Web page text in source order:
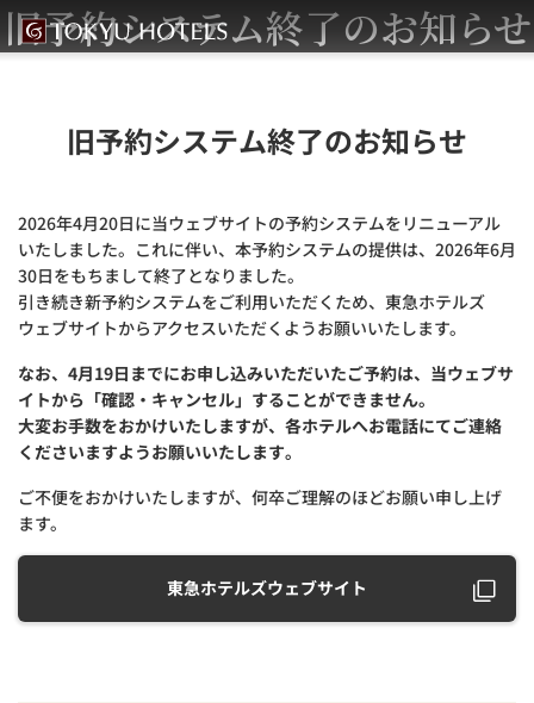
旧予約システム終了のお知らせ
旧予約システム終了のお知らせ
2026年4月20日に当ウェブサイトの予約システムをリニューアル
いたしました。これに伴い、本予約システムの提供は、2026年6月
30日をもちまして終了となりました。
引き続き新予約システムをご利用いただくため、東急ホテルズ
ウェブサイトからアクセスいただくようお願いいたします。
なお、4月19日までにお申し込みいただいたご予約は、当ウェブサ
イトから「確認・キャンセル」することができません。
大変お手数をおかけいたしますが、各ホテルへお電話にてご連絡
くださいますようお願いいたします。
ご不便をおかけいたしますが、何卒ご理解のほどお願い申し上げ
ます。
東急ホテルズウェブサイト